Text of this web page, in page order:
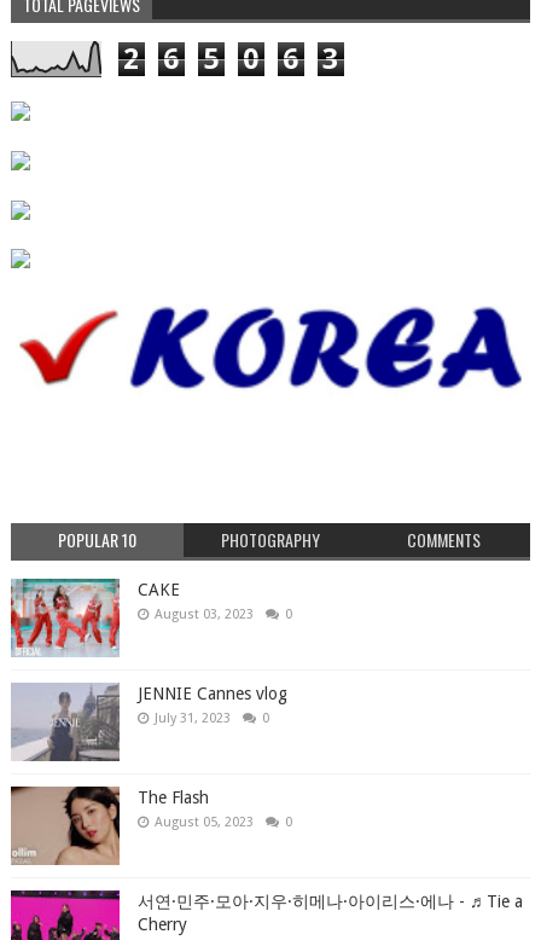
2 6 5 0 6 3
POPULAR 10 PHOTOGRAPHY COMMENTS
CAKE
August 03, 2023 0
JENNIE Cannes vlog
July 31, 2023 0
The Flash
August 05, 2023 0
서연·민주·모아·지우·히메나·아이리스·에나 - ♬Tie a
Cherry